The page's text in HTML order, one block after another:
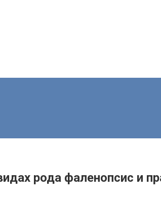
рода фаленопсис и